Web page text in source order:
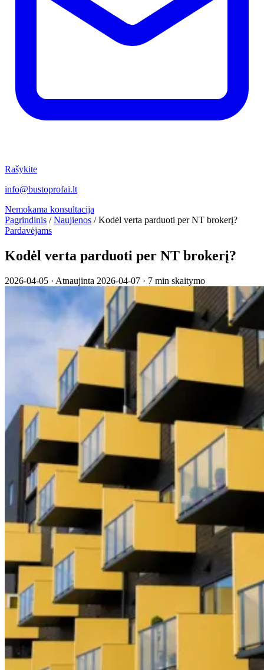
Rašykite
info@bustoprofai.lt
Nemokama konsultacija
Pagrindinis /Naujienos /Kodėl verta parduoti per NT brokerį?
Pardavėjams
Kodėl verta parduoti per NT brokerį?
2026-04-05 · Atnaujinta 2026-04-07 · 7 min skaitymo